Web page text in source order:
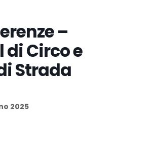
–
di Circo e
Strada
2025